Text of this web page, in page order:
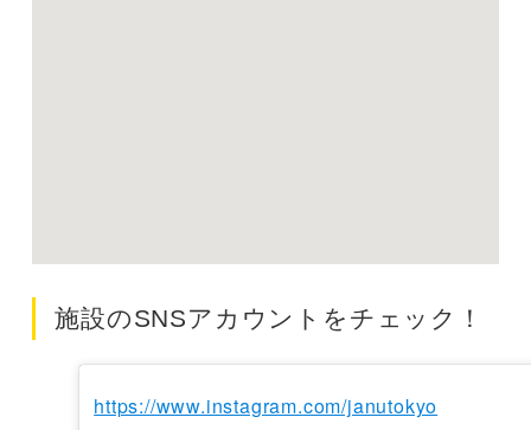
施設のSNSアカウントをチェック！
https://www.instagram.com/janutokyo